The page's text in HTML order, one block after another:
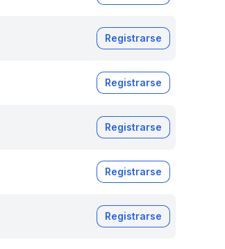
Registrarse
Registrarse
Registrarse
Registrarse
Registrarse